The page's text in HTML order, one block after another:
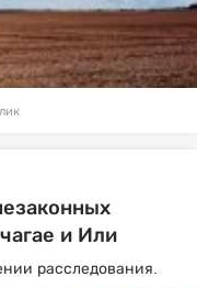
и Или
расследования.